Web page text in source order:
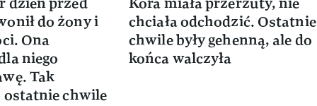
do żony i
Ona
niego
Tak
ostatnie chwile
chciała odchodzić. Ostatnie
chwile były gehenną, ale do
końca walczyła